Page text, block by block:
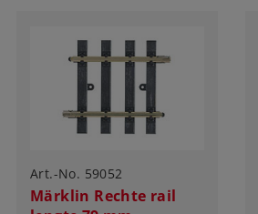
Art.-No. 59052
Märklin Rechte rail